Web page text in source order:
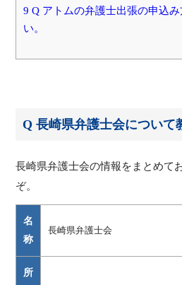
9 Q アトムの弁護士出張の申込
い。
Q 長崎県弁護士会について
長崎県弁護士会の情報をまとめて
ぞ。
名
称
長崎県弁護士会
所